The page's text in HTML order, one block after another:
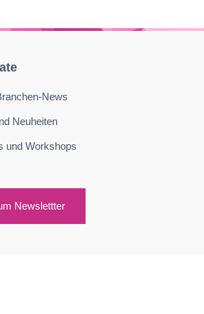
News
Neuheiten
und Workshops
Newslettter